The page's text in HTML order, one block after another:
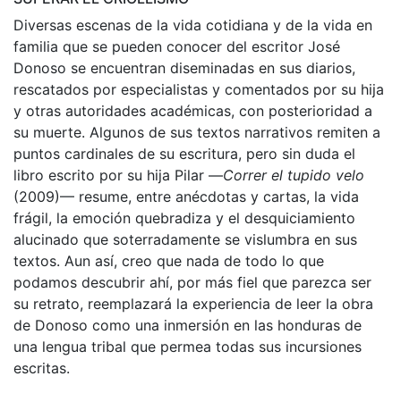
Diversas escenas de la vida cotidiana y de la vida en
familia que se pueden conocer del escritor José
Donoso se encuentran diseminadas en sus diarios,
rescatados por especialistas y comentados por su hija
y otras autoridades académicas, con posterioridad a
su muerte. Algunos de sus textos narrativos remiten a
puntos cardinales de su escritura, pero sin duda el
libro escrito por su hija Pilar —Correr el tupido velo
(2009)— resume, entre anécdotas y cartas, la vida
frágil, la emoción quebradiza y el desquiciamiento
alucinado que soterradamente se vislumbra en sus
textos. Aun así, creo que nada de todo lo que
podamos descubrir ahí, por más fiel que parezca ser
su retrato, reemplazará la experiencia de leer la obra
de Donoso como una inmersión en las honduras de
una lengua tribal que permea todas sus incursiones
escritas.